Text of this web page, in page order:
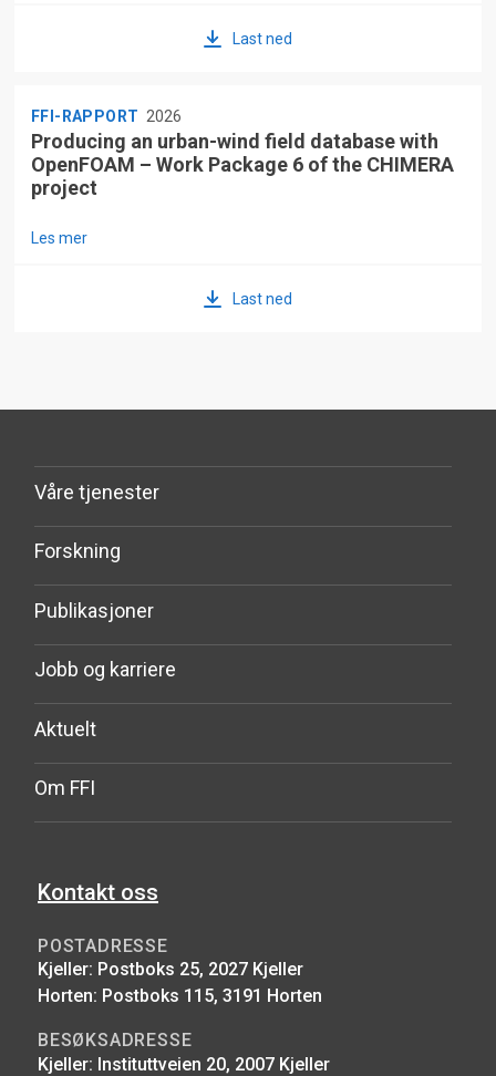
Last ned
FFI-RAPPORT 2026
Producing an urban-wind field database with
OpenFOAM – Work Package 6 of the CHIMERA
project
Les mer
Last ned
Våre tjenester
Forskning
Publikasjoner
Jobb og karriere
Aktuelt
Om FFI
Kontakt oss
POSTADRESSE
Kjeller: Postboks 25, 2027 Kjeller
Horten: Postboks 115, 3191 Horten
BESØKSADRESSE
Kjeller: Instituttveien 20, 2007 Kjeller